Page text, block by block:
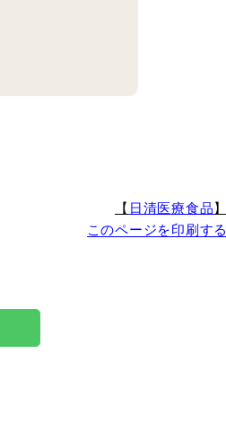
【 日清医療食品】
このページを印刷する